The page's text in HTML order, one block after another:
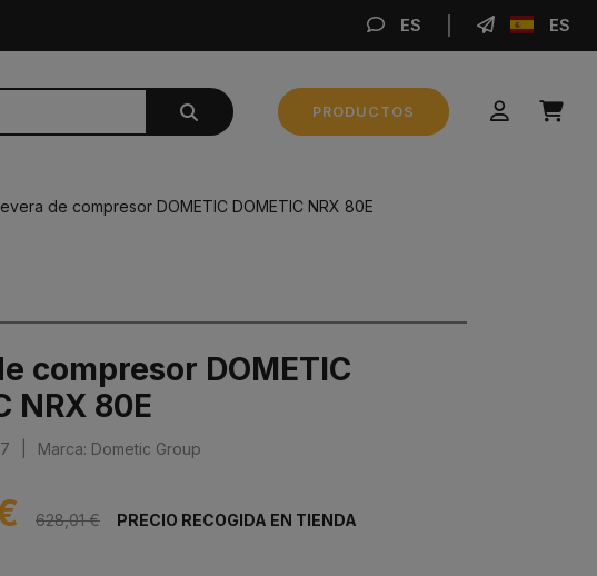
ES ES
PRODUCTOS
de compresor DOMETIC DOMETIC NRX 80E
compresor DOMETIC
NRX 80E
Marca: Dometic Group
628,01 € PRECIO RECOGIDA EN TIENDA